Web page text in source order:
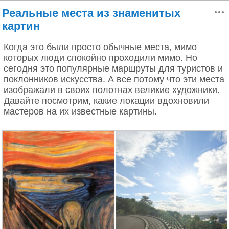
Это одно из самых отдалённых от материков
населённых мест на Земле. Ближайшая
примерно в двух с половиной тысячах километрах.
На главном острове Тристан-да-Кунья проживает
менее 300 человек.
рекорд: 15058 мм. Количество осадков,
зафиксированных на всей территории Чоко,
составляет 8500 мм, но рекорд был установлен в
1947 году, когда здесь выпало 3569 мм. Это было
в июле.
5. Дебунджа, Камерун
температура −71.2 градуса.
Река Тинто (Rio Tinto)
тип светлячков, которые были обнаружены только
в этом регионе и называются Arachnocampa
luminosa.
Леса в азиатских субтропиках
Реальные места из знаменитых
картин
Когда это были просто обычные места, мимо
которых люди спокойно проходили мимо. Но
сегодня это популярные маршруты для туристов и
поклонников искусства. А все потому что эти места
изображали в своих полотнах великие художники.
Давайте посмотрим, какие локации вдохновили
мастеров на их известные картины.